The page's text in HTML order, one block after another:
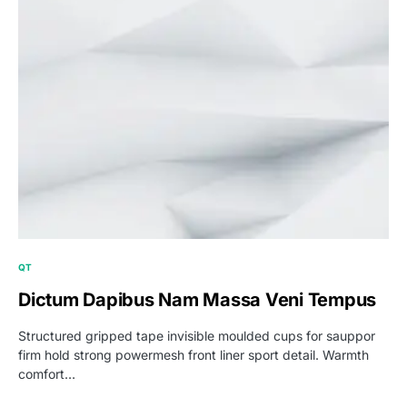
QT
Dictum Dapibus Nam Massa Veni Tempus
Structured gripped tape invisible moulded cups for sauppor
firm hold strong powermesh front liner sport detail. Warmth
comfort…